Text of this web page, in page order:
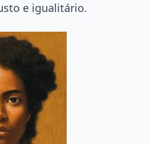
e igualitário.